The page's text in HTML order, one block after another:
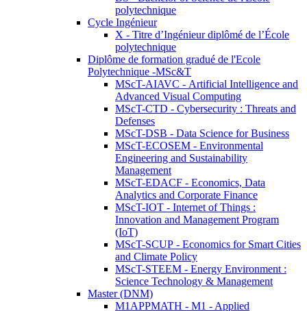
polytechnique
Cycle Ingénieur
X - Titre d’Ingénieur diplômé de l’École
polytechnique
Diplôme de formation gradué de l'Ecole
Polytechnique -MSc&T
MScT-AIAVC - Artificial Intelligence and
Advanced Visual Computing
MScT-CTD - Cybersecurity : Threats and
Defenses
MScT-DSB - Data Science for Business
MScT-ECOSEM - Environmental
Engineering and Sustainability
Management
MScT-EDACF - Economics, Data
Analytics and Corporate Finance
MScT-IOT - Internet of Things :
Innovation and Management Program
(IoT)
MScT-SCUP - Economics for Smart Cities
and Climate Policy
MScT-STEEM - Energy Environment :
Science Technology & Management
Master (DNM)
M1APPMATH - M1 - Applied